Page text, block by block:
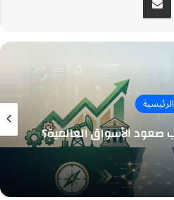
الرئيسية
صعود الأسواق العالمية؟